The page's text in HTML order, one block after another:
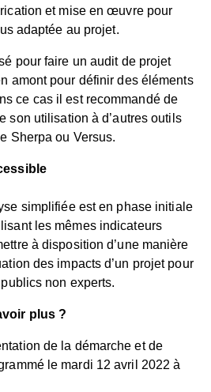
et mise en œuvre pour
adaptée au projet.
pour faire un audit de projet
amont pour définir des éléments
ce cas il est recommandé de
son utilisation à d’autres outils
Sherpa ou Versus.
simplifiée est en phase initiale
les mêmes indicateurs
à disposition d’une manière
des impacts d’un projet pour
non experts.
plus ?
de la démarche et de
le mardi 12 avril 2022 à